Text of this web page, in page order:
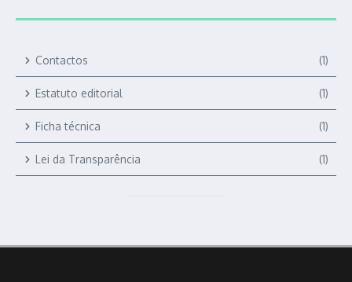
Contactos (1)
Estatuto editorial (1)
Ficha técnica (1)
Lei da Transparência (1)